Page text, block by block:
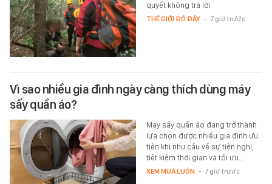
quyết không trả lời.
THẾ GIỚI ĐÓ ĐÂY - 7 giờ trước
Vì sao nhiều gia đình ngày càng thích dùng máy
sấy quần áo?
Máy sấy quần áo đang trở thành
lựa chọn được nhiều gia đình ưu
tiên khi nhu cầu về sự tiện nghi,
tiết kiệm thời gian và tối ưu…
XEM MUA LUÔN - 7 giờ trước